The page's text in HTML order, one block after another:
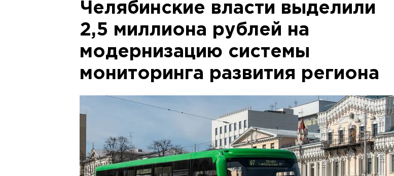
Челябинские власти выделили
2,5 миллиона рублей на
модернизацию системы
мониторинга развития региона